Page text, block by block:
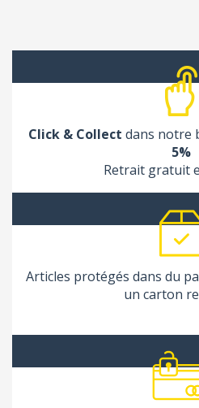
Click & Collect dans notre
5%
Retrait gratuit
Articles protégés dans du
un carton